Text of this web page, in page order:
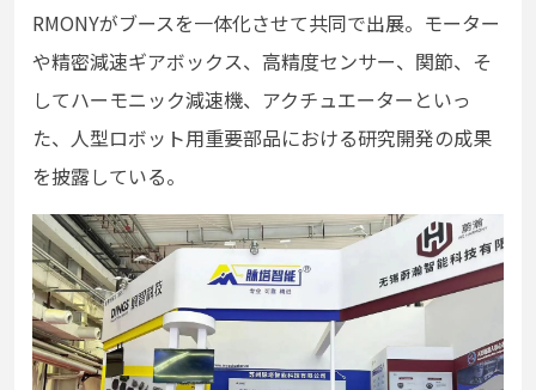
RMONYがブースを⼀体化させて共同で出展。モーター
や精密減速ギアボックス、⾼精度センサー、関節、そ
してハーモニック減速機、アクチュエーターといっ
た、⼈型ロボット⽤重要部品における研究開発の成果
を披露している。